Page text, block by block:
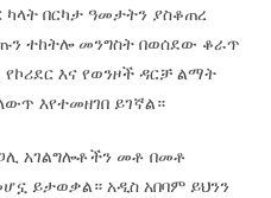
በርካታ ዓመታትን ያስቆጠረ
ተከትሎ መንግስት በወሰደው ቆራጥ
የኮሪደር እና የወንዞች ዳርቻ ልማት
እየተመዘገበ ይገኛል።
አገልግሎቶችን መቶ በመቶ
ይታወቃል። አዲስ አበባም ይህንን